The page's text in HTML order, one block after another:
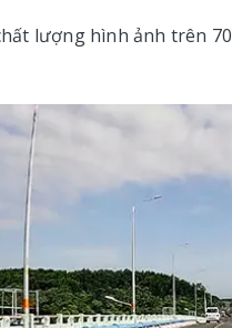
lượng hình ảnh trên